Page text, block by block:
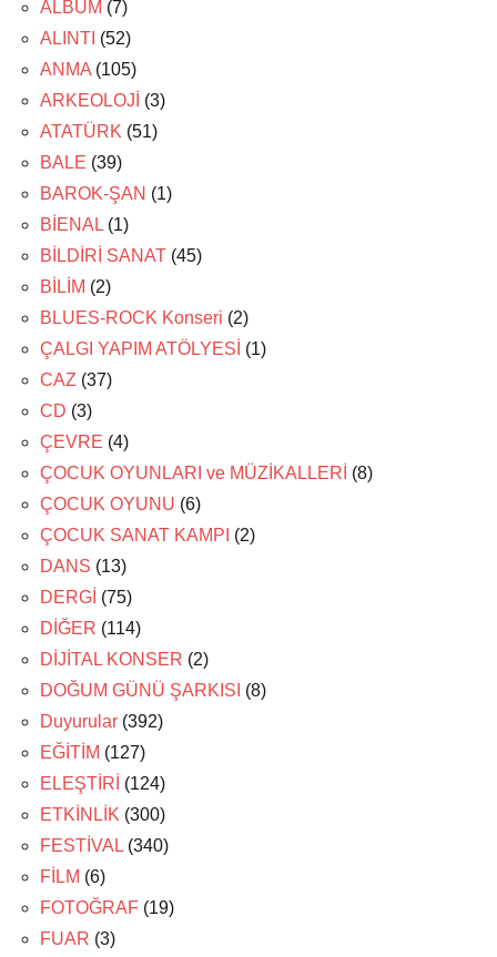
ALBÜM (7)
ALINTI (52)
ANMA (105)
ARKEOLOJİ (3)
ATATÜRK (51)
BALE (39)
BAROK-ŞAN (1)
BİENAL (1)
BİLDİRİ SANAT (45)
BİLİM (2)
BLUES-ROCK Konseri (2)
ÇALGI YAPIM ATÖLYESİ (1)
CAZ (37)
CD (3)
ÇEVRE (4)
ÇOCUK OYUNLARI ve MÜZİKALLERİ (8)
ÇOCUK OYUNU (6)
ÇOCUK SANAT KAMPI (2)
DANS (13)
DERGİ (75)
DİĞER (114)
DİJİTAL KONSER (2)
DOĞUM GÜNÜ ŞARKISI (8)
Duyurular (392)
EĞİTİM (127)
ELEŞTİRİ (124)
ETKİNLİK (300)
FESTİVAL (340)
FİLM (6)
FOTOĞRAF (19)
FUAR (3)